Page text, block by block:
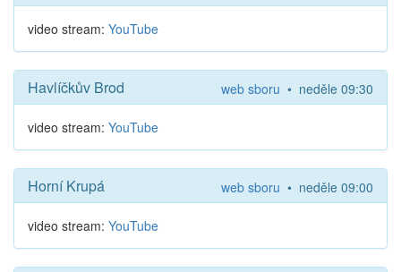
video stream: YouTube
web sboru • neděle 09:30
Havlíčkův Brod
video stream: YouTube
web sboru • neděle 09:00
Horní Krupá
video stream: YouTube